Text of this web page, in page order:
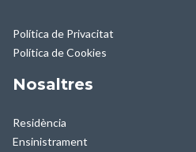
Política de Privacitat
Política de Cookies
Nosaltres
Residència
Ensinistrament